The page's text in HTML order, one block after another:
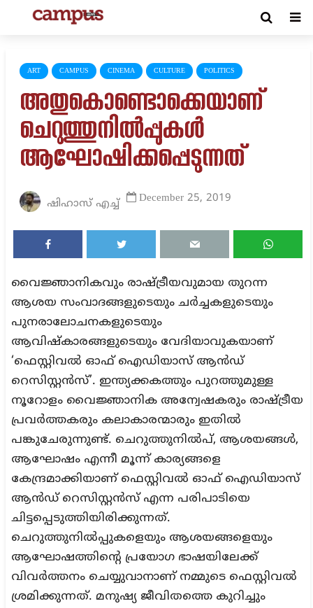
ART CAMPUS CINEMA CULTURE POLITICS
അതുകൊണ്ടൊക്കെയാണ്
ചെറുത്തുനില്‍പ്പുകള്‍
ആഘോഷിക്കപ്പെടുന്നത്‌
ഷിഹാസ് എച്ച് December 25, 2019
വൈജ്ഞാനികവും രാഷ്ട്രീയവുമായ തുറന്ന
ആശയ സംവാദങ്ങളുടെയും ചർച്ചകളുടെയും
പുനരാലോചനകളുടെയും
ആവിഷ്കാരങ്ങളുടെയും വേദിയാവുകയാണ്
‘ഫെസ്റ്റിവൽ ഓഫ് ഐഡിയാസ് ആൻഡ്
റെസിസ്റ്റൻസ്’. ഇന്ത്യക്കകത്തും പുറത്തുമുള്ള
നൂറോളം വൈജ്ഞാനിക അന്വേഷകരും രാഷ്ട്രീയ
പ്രവർത്തകരും കലാകാരന്മാരും ഇതിൽ
പങ്കുചേരുന്നുണ്ട്. ചെറുത്തുനിൽപ്, ആശയങ്ങൾ,
ആഘോഷം എന്നീ മൂന്ന് കാര്യങ്ങളെ
കേന്ദ്രമാക്കിയാണ് ഫെസ്റ്റിവൽ ഓഫ് ഐഡിയാസ്
ആൻഡ് റെസിസ്റ്റൻസ് എന്ന പരിപാടിയെ
ചിട്ടപ്പെടുത്തിയിരിക്കുന്നത്.
ചെറുത്തുനിൽപ്പുകളെയും ആശയങ്ങളെയും
ആഘോഷത്തിന്റെ പ്രയോഗ ഭാഷയിലേക്ക്
വിവർത്തനം ചെയ്യുവാനാണ് നമ്മുടെ ഫെസ്റ്റിവൽ
ശ്രമിക്കുന്നത്. മനുഷ്യ ജീവിതത്തെ കുറിച്ചും